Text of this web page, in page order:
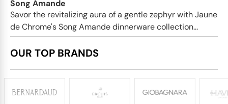
Song Amande
Savor the revitalizing aura of a gentle zephyr with Jaune
de Chrome's Song Amande dinnerware collection...
OUR TOP BRANDS